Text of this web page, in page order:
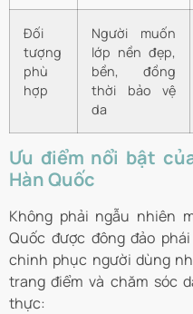
Đối
tượng
phù
hợp
Người muốn
lớp nền đẹp,
bền, đồng
thời bảo vệ
da
Ưu điểm nổi bật
Hàn Quốc
Không phải ngẫu nhiên
Quốc được đông đảo
chinh phục người dùng
trang điểm và chăm sóc
thực: